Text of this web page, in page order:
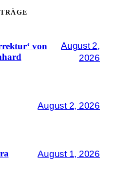
von
August 2,
2026
August 2, 2026
August 1, 2026